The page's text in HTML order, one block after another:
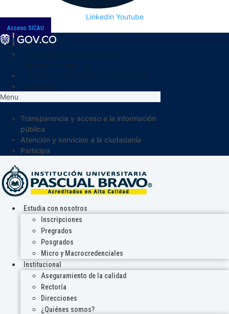
Linkedin Youtube
Acceso SICAU
Menu
Transparencia y acceso a la información
pública
Atención y servicios a la ciudadanía
Participa
Estudia con nosotros
Inscripciones
Pregrados
Posgrados
Micro y Macrocredenciales
Institucional
Aseguramiento de la calidad
Rectoría
Direcciones
¿Quiénes somos?